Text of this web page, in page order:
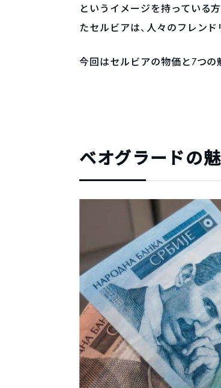
というイメージを持っている
たセルビアは、人々のフレンド
今回はセルビアの物価と7つの
ベオグラードの